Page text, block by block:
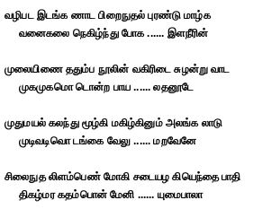
வழிபட இடங்க ணாட பிறைநுதல் புரண்டு மாழ்க
வனைகலை நெகிழ்ந்து போக ...... இளநீரின்
முலையிணை ததும்ப நூலின் வகிரிடை சுழன்று வாட
முகமுகமொ டொன்ற பாய ...... லதனூடே
முதுமயல் கலந்து மூழ்கி மகிழ்கினும் அலங்க லாடு
முடிவடிவொ டங்கை வேலு ...... மறவேனே
சிலைநுத லிளம்பெண் மோகி சடையழ கியெந்தை பாதி
திகழ்மர கதம்பொன் மேனி ...... யுமைபாலா